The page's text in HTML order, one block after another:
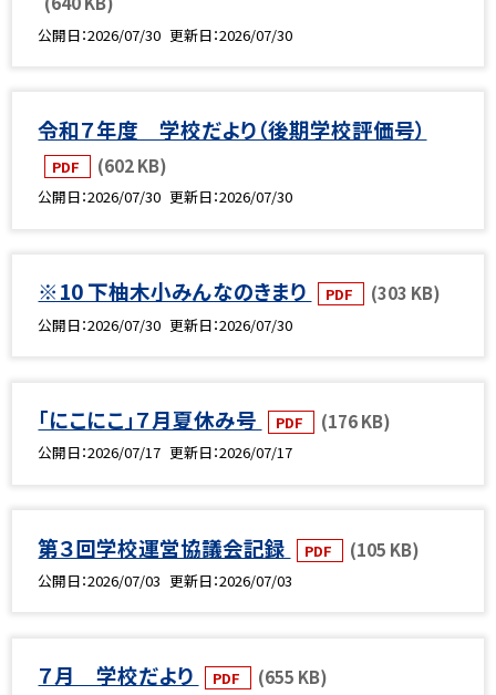
公開日 2026/07/30 更新日 2026/07/30
令和７年度 学校だより（後期学校評価号）
PDF (602 KB)
公開日 2026/07/30 更新日 2026/07/30
※10 下柚木小みんなのきまり PDF (303 KB)
公開日 2026/07/30 更新日 2026/07/30
「にこにこ」７月夏休み号 PDF (176 KB)
公開日 2026/07/17 更新日 2026/07/17
第３回学校運営協議会記録 PDF (105 KB)
公開日 2026/07/03 更新日 2026/07/03
７月 学校だより PDF (655 KB)